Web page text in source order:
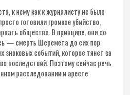
к нему как к журналисту не было
готовили громкое убийство,
общество. В принципе, они со
— смерть Шеремета до сих пор
знаковых событий, которое тянет за
последствий. Поэтому сейчас речь
расследовании и аресте